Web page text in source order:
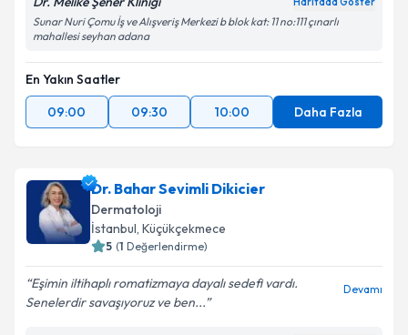
Sunar Nuri Çomu İş ve Alışveriş Merkezi b blok kat: 11 no:111 çınarlı
mahallesi seyhan adana
En Yakın Saatler
09:00
09:30 10:00 Daha Fazla
Dr. Bahar Sevimli Dikicier
Dermatoloji
İstanbul, Küçükçekmece
5 (1 Değerlendirme)
Eşimin iltihaplı romatizmaya dayalı sedefi vardı.
Senelerdir savaşıyoruz ve ben...
Devamı